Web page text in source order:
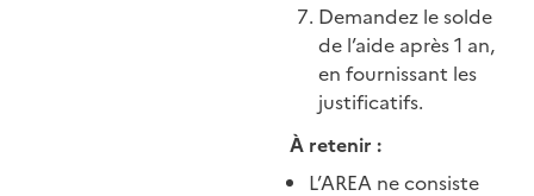
Demandez le solde
de l’aide après 1 an,
en fournissant les
justificatifs.
À retenir :
L’AREA ne consiste